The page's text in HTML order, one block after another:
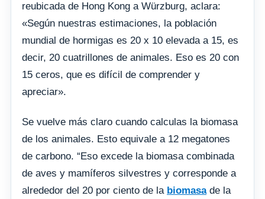
reubicada de Hong Kong a Würzburg, aclara:
«Según nuestras estimaciones, la población
mundial de hormigas es 20 x 10 elevada a 15, es
decir, 20 cuatrillones de animales. Eso es 20 con
15 ceros, que es difícil de comprender y
apreciar».
Se vuelve más claro cuando calculas la biomasa
de los animales. Esto equivale a 12 megatones
de carbono. “Eso excede la biomasa combinada
de aves y mamíferos silvestres y corresponde a
alrededor del 20 por ciento de la biomasade la